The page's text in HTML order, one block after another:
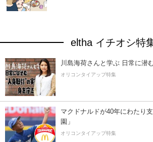
eltha イチオシ特
川島海荷さんと学ぶ 日常に潜
オリコンタイアップ特集
マクドナルドが40年にわたり
園」
オリコンタイアップ特集